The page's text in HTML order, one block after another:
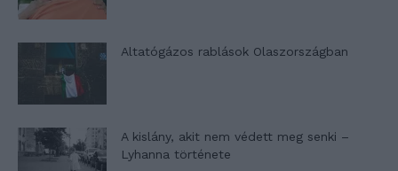
Altatógázos rablások Olaszországban
A kislány, akit nem védett meg senki –
Lyhanna története